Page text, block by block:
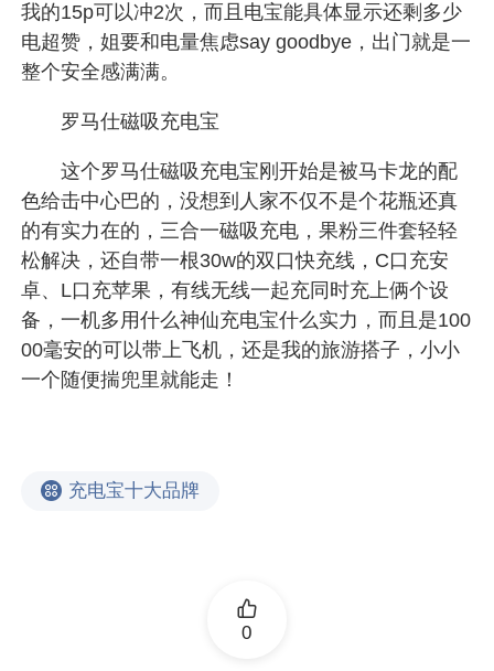
我的15p可以冲2次，而且电宝能具体显示还剩多少
电超赞，姐要和电量焦虑say goodbye，出门就是一
整个安全感满满。
罗马仕磁吸充电宝
这个罗马仕磁吸充电宝刚开始是被马卡龙的配
色给击中心巴的，没想到人家不仅不是个花瓶还真
的有实力在的，三合一磁吸充电，果粉三件套轻轻
松解决，还自带一根30w的双口快充线，C口充安
卓、L口充苹果，有线无线一起充同时充上俩个设
备，一机多用什么神仙充电宝什么实力，而且是100
00毫安的可以带上飞机，还是我的旅游搭子，小小
一个随便揣兜里就能走！
充电宝十大品牌
0